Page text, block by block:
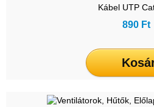
Kábel UTP
890 Ft